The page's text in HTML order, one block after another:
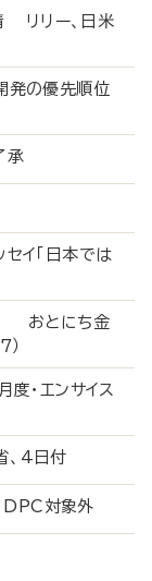
リリー、日米
発の優先順位
了承
イ「日本では
おとにち金
）
・エンサイス
4日付
、DPC対象外